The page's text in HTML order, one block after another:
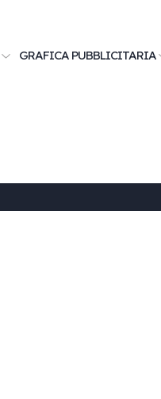
GRAFICA PUBBLICITARIA